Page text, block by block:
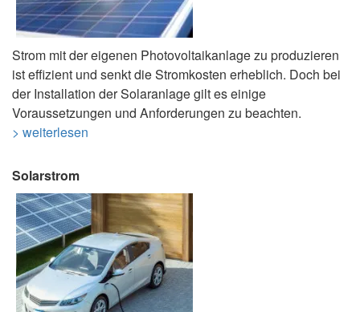
Strom mit der eigenen Photovoltaikanlage zu produzieren
ist effizient und senkt die Stromkosten erheblich. Doch bei
der Installation der Solaranlage gilt es einige
Voraussetzungen und Anforderungen zu beachten.
> weiterlesen
Solarstrom